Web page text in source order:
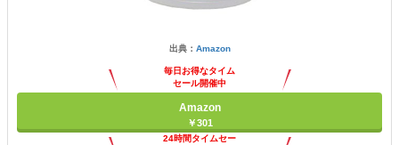
出典： Amazon
毎日お得なタイム
セール開催中
Amazon
￥301
24時間タイムセー